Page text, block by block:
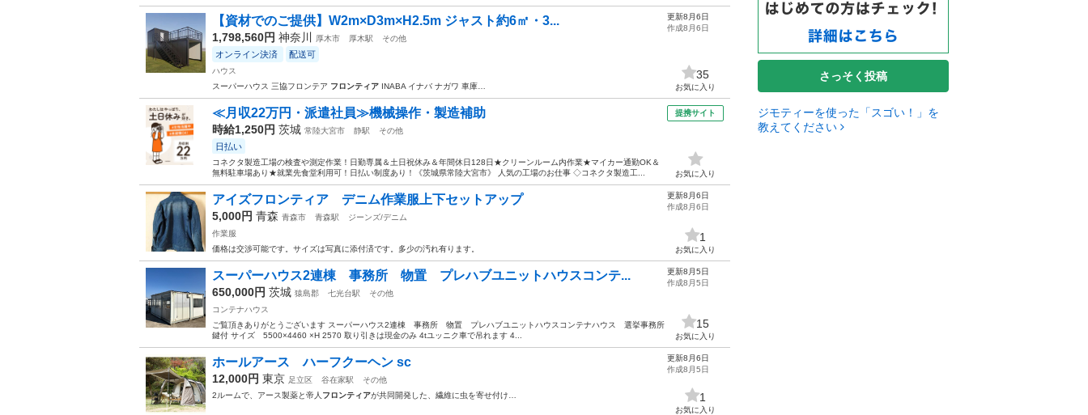
【資材でのご提供】W2m×D3m×H2.5m ジャスト約6㎡・3...
1,798,560円 神奈川 厚木市 厚木駅 その他
オンライン決済 配送可
ハウス
スーパーハウス 三協フロンテア フロンティア INABA イナバ ナガワ 車庫…
更新8月6日
作成8月6日
35
お気に入り
≪月収22万円・派遣社員≫機械操作・製造補助
時給1,250円 茨城 常陸大宮市 静駅 その他
日払い
コネクタ製造工場の検査や測定作業！日勤専属＆土日祝休み＆年間休日128日★クリーンルーム内作業★マイカー通勤OK＆
無料駐車場あり★就業先食堂利用可！日払い制度あり！《茨城県常陸大宮市》 人気の工場のお仕事 ◇コネクタ製造工...
提携サイト
お気に入り
アイズフロンティア デニム作業服上下セットアップ
5,000円 青森 青森市 青森駅
ジーンズ/デニム
作業服
価格は交渉可能です。サイズは写真に添付済です。多少の汚れ有ります。
更新8月6日
作成8月6日
1
お気に入り
スーパーハウス2連棟 事務所 物置 プレハブユニットハウスコンテ...
650,000円 茨城 猿島郡 七光台駅
その他
コンテナハウス
ご覧頂きありがとうございます スーパーハウス2連棟 事務所 物置 プレハブユニットハウスコンテナハウス 選挙事務所
鍵付 サイズ 5500×4460 ×H 2570 取り引きは現金のみ 4tユッニク車で吊れます 4...
更新8月5日
作成8月5日
15
お気に入り
ホールアース ハーフクーヘン sc
12,000円 東京 足立区 谷在家駅
その他
2ルームで、アース製薬と帝人 フロンティアが共同開発した、繊維に虫を寄せ付け…
更新8月6日
作成8月5日
1
お気に入り
さっそく投稿
ジモティーを使った「スゴい！」を
教えてください